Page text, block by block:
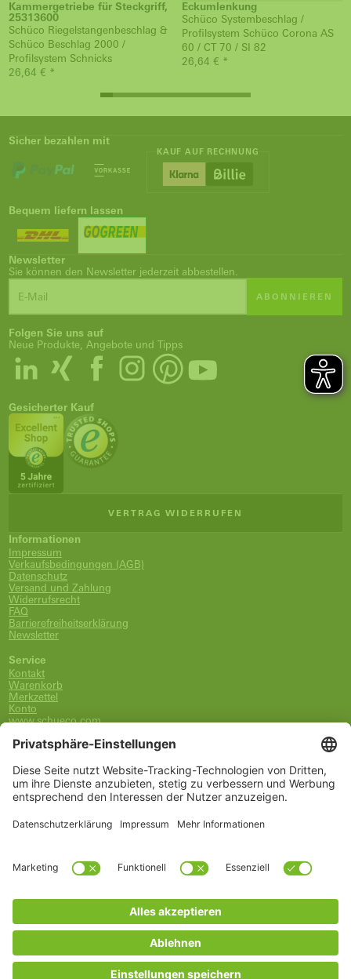
Kammergetriebe für Steckgriff,
25313600
Schüco Riegelstangenbeschlag &
Schüco Beschlag 2000 /
Profilsystem Schnicks
26,64 € *
Eckumlenkung
Schüco Systembeschlag /
Profilsystem Schüco Corona AS
60 / CT 70 / SI 82
26,64 € *
Sicher bezahlen mit
KAUF AUF RECHNUNG
Bequem liefern lassen
Newsletter
Sie können den Newsletter jederzeit abbestellen.
ABONNIEREN
Folgen Sie uns auf
Neue Produkte, Angebote und Tipps
Gesicherter Kauf
VERTRAG WIDERRUFEN
Informationen
Impressum
Verkaufsbedingungen (AGB)
Datenschutz
Versand und Zahlung
Widerrufsrecht
FAQ
Barrierefreiheitserklärung
Newsletter
Service
Kontakt
Warenkorb
Merkzettel
Konto
www.schueco.com
0800-400-4007
kostenlos aus dem dt. Festnetz
Unsere Marken
Alle Marken
Schüco International KG
Kategorien
Griffe
Wartung, Pflege und Lüftung
Einbruchschutz
FSB Griffe
Arbeitszubehör
* Alle Preise inkl. deutscher MwSt., zzgl. Versandkosten